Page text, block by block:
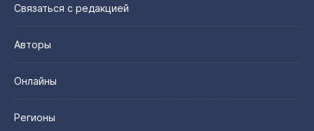
Связаться с редакцией
Авторы
Онлайны
Регионы